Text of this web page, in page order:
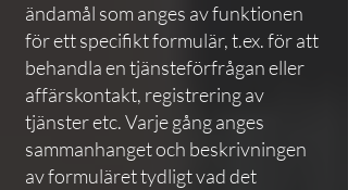
ändamål som anges av funktionen
för ett specifikt formulär, t.ex. för att
behandla en tjänsteförfrågan eller
affärskontakt, registrering av
tjänster etc. Varje gång anges
sammanhanget och beskrivningen
av formuläret tydligt vad det